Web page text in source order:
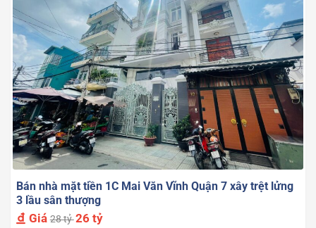
Bán nhà mặt tiền 1C Mai Văn Vĩnh Quận 7 xây trệt lửng
3 lầu sân thượng
Giá28 tỷ26 tỷ